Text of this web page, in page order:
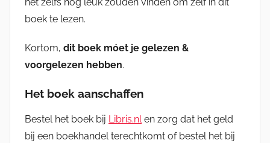
het zelfs nog leuk zouden vinden om zelf in dit
boek te lezen.
Kortom, dit boek móet je gelezen &
voorgelezen hebben.
Het boek aanschaffen
Bestel het boek bij Libris.nlen zorg dat het geld
bij een boekhandel terechtkomt of bestel het bij